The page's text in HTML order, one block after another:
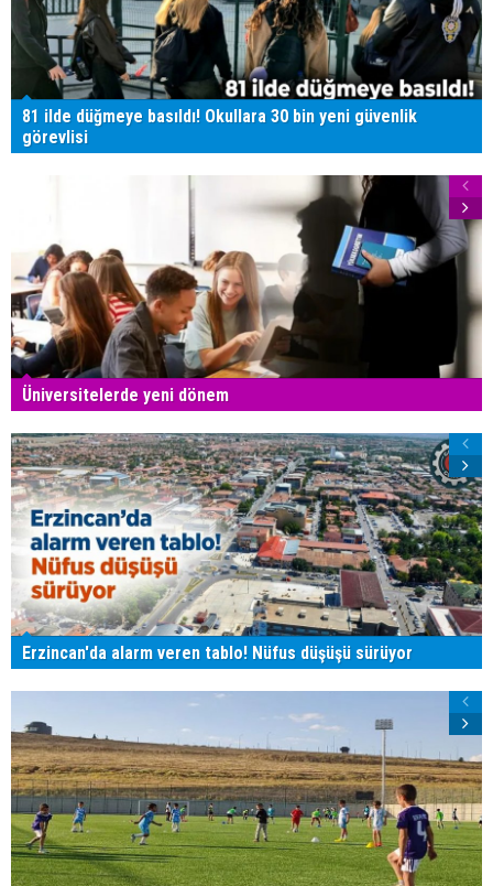
81 ilde düğmeye basıldı! Okullara 30 bin yeni güvenlik
görevlisi
Üniversitelerde yeni dönem
Erzincan'da alarm veren tablo! Nüfus düşüşü sürüyor